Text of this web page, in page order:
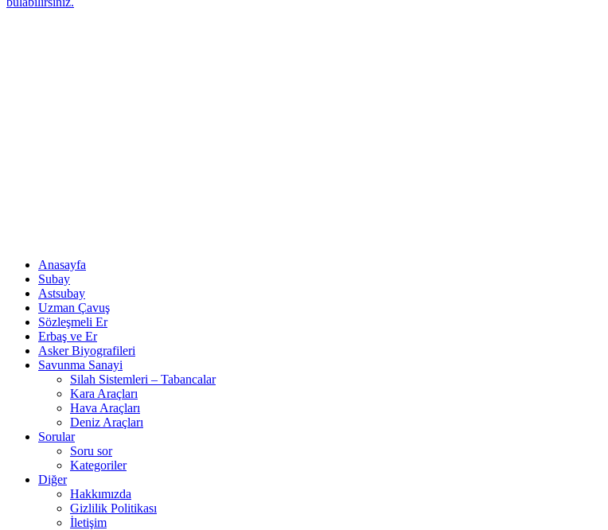
Anasayfa
Subay
Astsubay
Uzman Çavuş
Sözleşmeli Er
Erbaş ve Er
Asker Biyografileri
Savunma Sanayi
Silah Sistemleri – Tabancalar
Kara Araçları
Hava Araçları
Deniz Araçları
Sorular
Soru sor
Kategoriler
Diğer
Hakkımızda
Gizlilik Politikası
İletişim